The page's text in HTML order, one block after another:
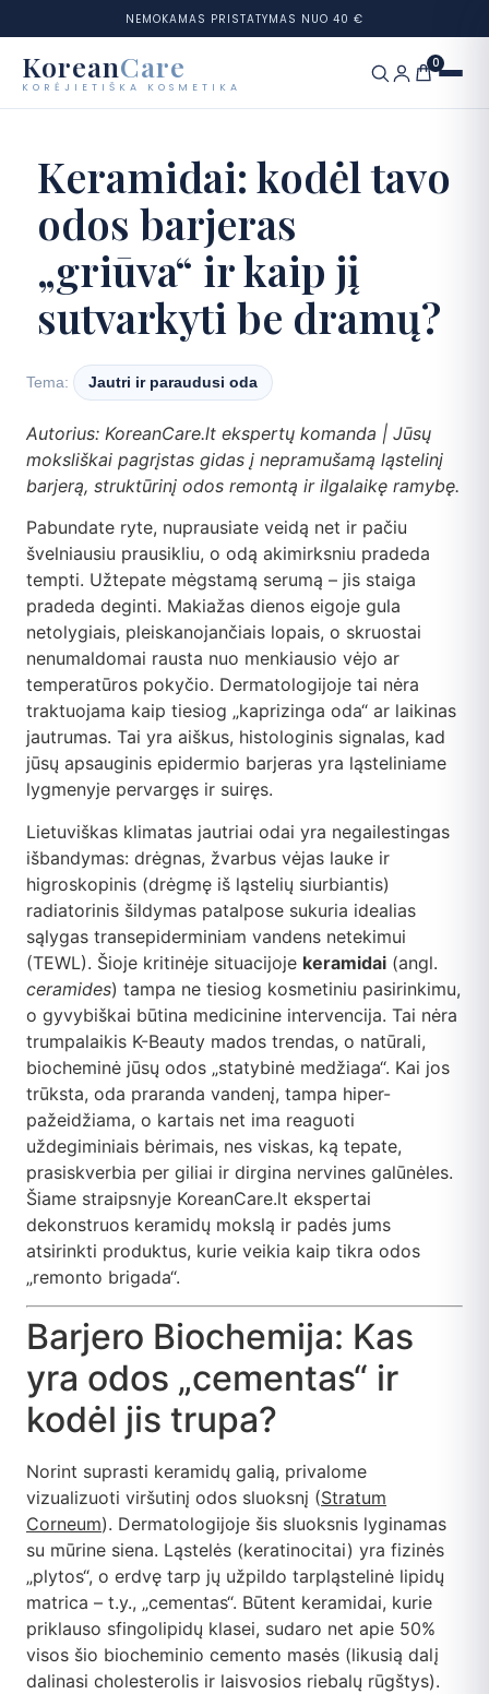
NEMOKAMAS PRISTATYMAS NUO 40 €
KoreanCare
KORĖJIETIŠKA KOSMETIKA
0
Kategorijos
Odos tipai
Rinkiniai
Odos testas
Tinklaraštis
DUK
Kontaktai
Apsipirkti
turinioKeramidai: kodėl tavo
odos barjeras
„griūva“ ir kaip jį
sutvarkyti be dramų?
Tema: Jautri ir paraudusi oda
Autorius: KoreanCare.lt ekspertų komanda | Jūsų
moksliškai pagrįstas gidas į nepramušamą ląstelinį
barjerą, struktūrinį odos remontą ir ilgalaikę ramybę.
Pabundate ryte, nuprausiate veidą net ir pačiu
švelniausiu prausikliu, o odą akimirksniu pradeda
tempti. Užtepate mėgstamą serumą – jis staiga
pradeda deginti. Makiažas dienos eigoje gula
netolygiais, pleiskanojančiais lopais, o skruostai
nenumaldomai rausta nuo menkiausio vėjo ar
temperatūros pokyčio. Dermatologijoje tai nėra
traktuojama kaip tiesiog „kaprizinga oda“ ar laikinas
jautrumas. Tai yra aiškus, histologinis signalas, kad
jūsų apsauginis epidermio barjeras yra ląsteliniame
lygmenyje pervargęs ir suiręs.
Lietuviškas klimatas jautriai odai yra negailestingas
išbandymas: drėgnas, žvarbus vėjas lauke ir
higroskopinis (drėgmę iš ląstelių siurbiantis)
radiatorinis šildymas patalpose sukuria idealias
sąlygas transepiderminiam vandens netekimui
(TEWL). Šioje kritinėje situacijoje keramidai (angl.
ceramides) tampa ne tiesiog kosmetiniu pasirinkimu,
o gyvybiškai būtina medicinine intervencija. Tai nėra
trumpalaikis K-Beauty mados trendas, o natūrali,
biocheminė jūsų odos „statybinė medžiaga“. Kai jos
trūksta, oda praranda vandenį, tampa hiper-
pažeidžiama, o kartais net ima reaguoti
uždegiminiais bėrimais, nes viskas, ką tepate,
prasiskverbia per giliai ir dirgina nervines galūnėles.
Šiame straipsnyje KoreanCare.lt ekspertai
dekonstruos keramidų mokslą ir padės jums
atsirinkti produktus, kurie veikia kaip tikra odos
„remonto brigada“.
Barjero Biochemija: Kas
yra odos „cementas“ ir
kodėl jis trupa?
Norint suprasti keramidų galią, privalome
vizualizuoti viršutinį odos sluoksnį (Stratum
Corneum). Dermatologijoje šis sluoksnis lyginamas
su mūrine siena. Ląstelės (keratinocitai) yra fizinės
„plytos“, o erdvę tarp jų užpildo tarpląstelinė lipidų
matrica – t.y., „cementas“. Būtent keramidai, kurie
priklauso sfingolipidų klasei, sudaro net apie 50%
visos šio biocheminio cemento masės (likusią dalį
dalinasi cholesterolis ir laisvosios riebalų rūgštys).